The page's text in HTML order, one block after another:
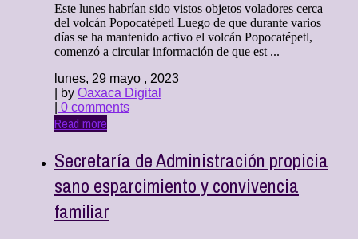
Este lunes habrían sido vistos objetos voladores cerca
del volcán Popocatépetl Luego de que durante varios
días se ha mantenido activo el volcán Popocatépetl,
comenzó a circular información de que est ...
lunes, 29 mayo , 2023
| by Oaxaca Digital
0 comments
Read more
Secretaría de Administración propicia
sano esparcimiento y convivencia
familiar